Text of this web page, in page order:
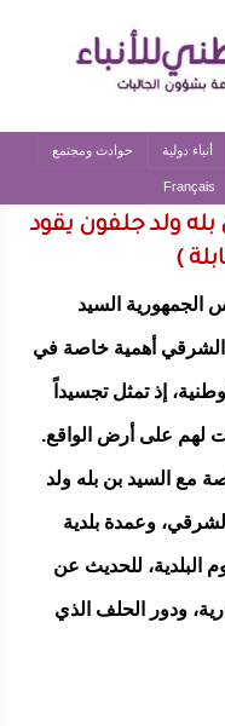
أنباء دولية حوادث ومجتمع
Français
بله ولد جلفون يقود
)
الجمهورية السيد
الشرقي أهمية خاصة في
إذ تمثل تجسيداً
لهم على أرض الواقع.
مع السيد بن بله ولد
وعمدة بلدية
البلدية، للحديث عن
ودور الحلف الذي